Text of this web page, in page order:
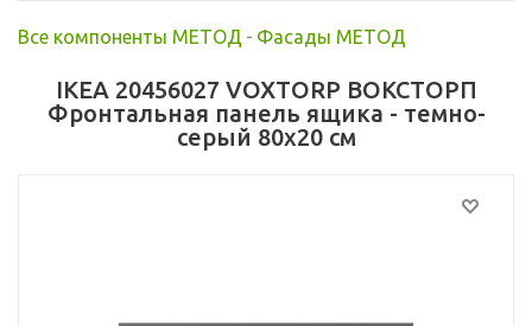
Все компоненты МЕТОД - Фасады МЕТОД
IKEA 20456027 VOXTORP ВОКСТОРП
Фронтальная панель ящика - темно-
серый 80x20 см